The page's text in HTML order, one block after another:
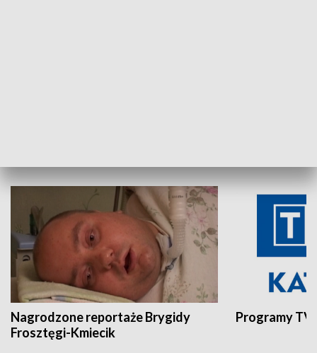
Nagrodzone reportaże Brygidy
Frosztęgi-Kmiecik
Programy